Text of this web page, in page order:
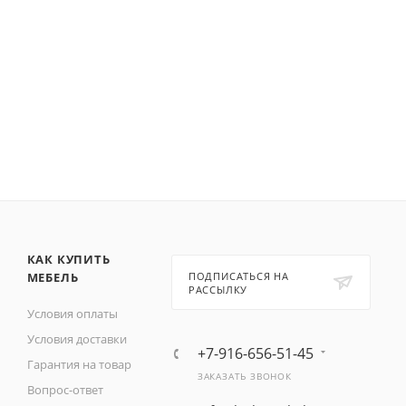
КАК КУПИТЬ
МЕБЕЛЬ
Условия оплаты
Условия доставки
Гарантия на товар
Вопрос-ответ
ПОДПИСАТЬСЯ НА
РАССЫЛКУ
+7-916-656-51-45
ЗАКАЗАТЬ ЗВОНОК